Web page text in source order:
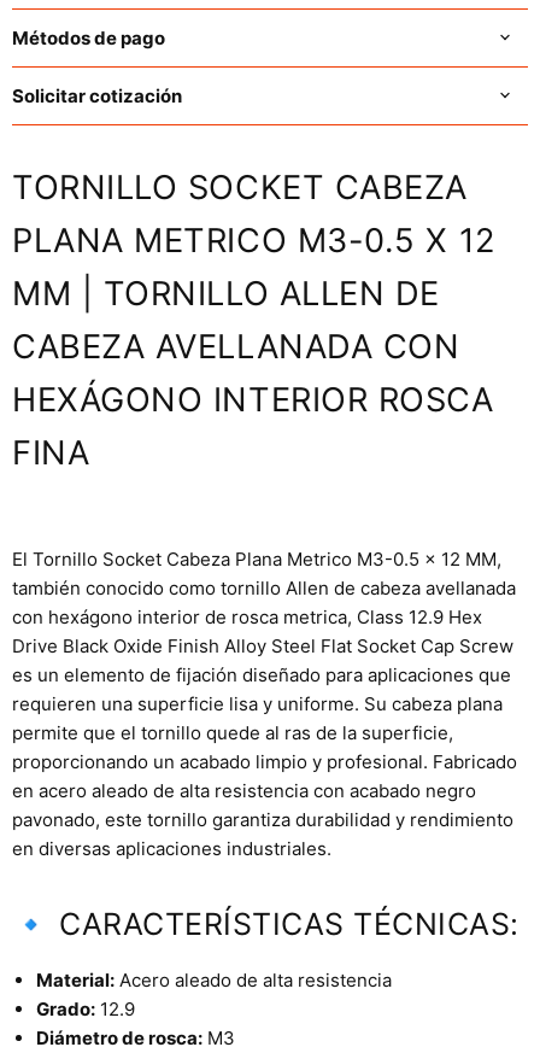
Métodos de pago
Solicitar cotización
TORNILLO SOCKET CABEZA
PLANA METRICO M3-0.5 X 12
MM | TORNILLO ALLEN DE
CABEZA AVELLANADA CON
HEXÁGONO INTERIOR ROSCA
FINA
El Tornillo Socket Cabeza Plana Metrico M3-0.5 x 12 MM,
también conocido como tornillo Allen de cabeza avellanada
con hexágono interior de rosca metrica, Class 12.9 Hex
Drive Black Oxide Finish Alloy Steel Flat Socket Cap Screw
es un elemento de fijación diseñado para aplicaciones que
requieren una superficie lisa y uniforme. Su cabeza plana
permite que el tornillo quede al ras de la superficie,
proporcionando un acabado limpio y profesional. Fabricado
en acero aleado de alta resistencia con acabado negro
pavonado, este tornillo garantiza durabilidad y rendimiento
en diversas aplicaciones industriales.
🔹 CARACTERÍSTICAS TÉCNICAS:
Material: Acero aleado de alta resistencia
Grado: 12.9
Diámetro de rosca: M3